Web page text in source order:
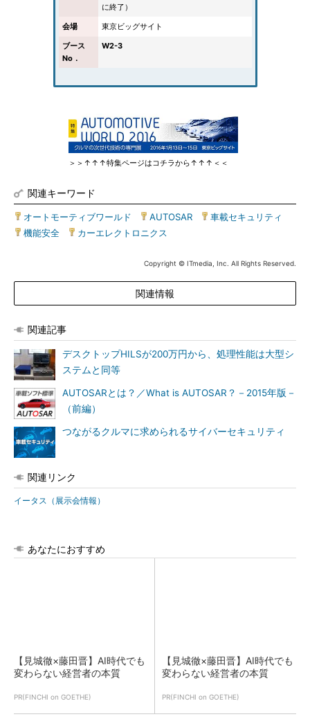
に終了）
会場
東京ビッグサイト
ブース
No．
W2-3
＞＞↑↑↑特集ページはコチラから↑↑↑＜＜
関連キーワード
オートモーティブワールド AUTOSAR 車載セキュリティ
機能安全
カーエレクトロニクス
Copyright © ITmedia, Inc. All Rights Reserved.
関連情報
関連記事
デスクトップHILSが200万円から、処理性能は大型シ
ステムと同等
AUTOSARとは？／What is AUTOSAR？－2015年版－
（前編）
つながるクルマに求められるサイバーセキュリティ
関連リンク
イータス（展示会情報）
あなたにおすすめ
【見城徹×藤田晋】AI時代でも
変わらない経営者の本質
PR(FINCHI on GOETHE)
【見城徹×藤田晋】AI時代でも
変わらない経営者の本質
PR(FINCHI on GOETHE)